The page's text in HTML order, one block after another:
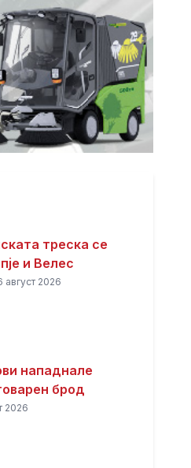
треска се
и Велес
август 2026
нападнале
брод
2026